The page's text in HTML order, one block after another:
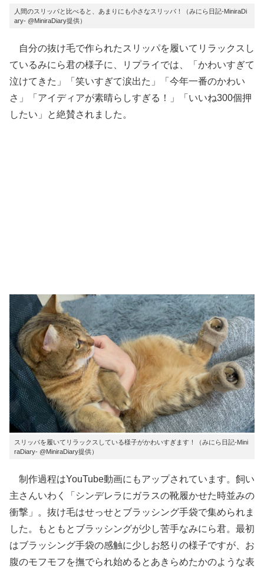
人間のスリッパと比べると、あまりにも小さなスリッパ！（みにら日記-MiniraDi
ary- @MiniraDiary提供）
自分の抜け毛で作られたスリッパを履いてリラックスし
ているみにら君の様子に、リプライでは、「かわいすぎて
泣けてきた」「笑いすぎて涙出た」「今年一番のかわい
さ」「アイディアが素晴らしすぎる！」「いいね300個押
したい」と絶賛されました。
スリッパを履いてリラックスしている様子がかわいすぎます！（みにら日記-Mini
raDiary- @MiniraDiary提供）
制作過程はYouTube動画にもアップされています。飼い
主さんいわく「シンデレラにガラスの靴履かせた時並みの
衝撃」。抜け毛はせっせとブラッシング手袋で集められま
した。もともとブラッシングが少し苦手なみにら君。最初
はブラッシング手袋の感触に少しお怒りの様子ですが、お
腹のモフモフを撫でられ始めるとあきらめたかのような表